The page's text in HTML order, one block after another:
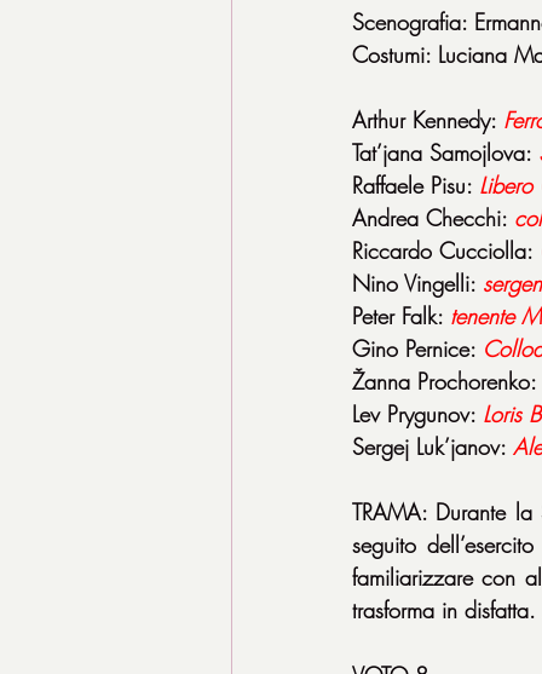
Scenografia:
Costumi: Luciana
Arthur Kennedy:
Tat’jana Samojlova:
Raffaele Pisu: Libero
Andrea Checchi:
Riccardo Cucciolla:
Nino Vingelli:
Peter Falk: tenente
Gino Pernice:
Žanna Prochorenko:
Lev Prygunov: Loris
Sergej Luk’janov:
TRAMA: Durante
seguito
familiarizzare con
trasforma in